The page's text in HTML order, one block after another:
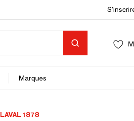
Marques
LAVAL 1878